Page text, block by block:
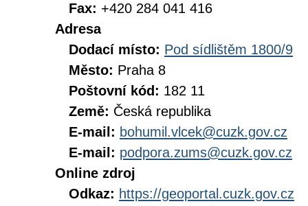
Fax: +420 284 041 416
Adresa
Dodací místo: Pod sídlištěm 1800/9
Město: Praha 8
Poštovní kód: 182 11
Země: Česká republika
E-mail: bohumil.vlcek@cuzk.gov.cz
E-mail: podpora.zums@cuzk.gov.cz
Online zdroj
Odkaz: https://geoportal.cuzk.gov.cz